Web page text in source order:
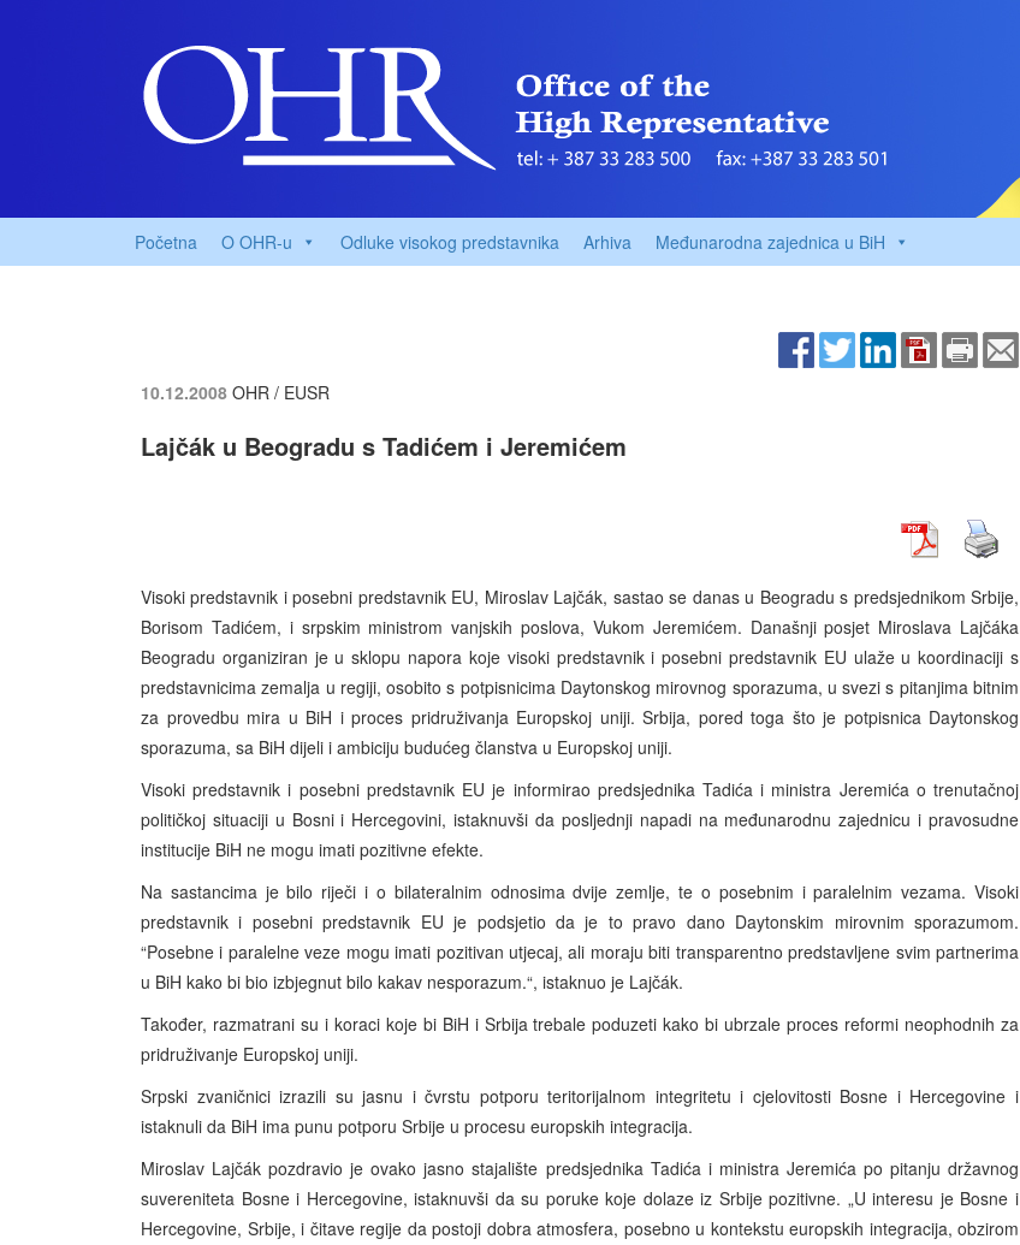
Početna O OHR-u Odluke visokog predstavnika Arhiva Međunarodna zajednica u BiH
10.12.2008 OHR / EUSR
Lajčák u Beogradu s Tadićem i Jeremićem
Visoki predstavnik i posebni predstavnik EU, Miroslav Lajčák, sastao se danas u Beogradu s predsjednikom Srbije,
Borisom Tadićem, i srpskim ministrom vanjskih poslova, Vukom Jeremićem. Današnji posjet Miroslava Lajčáka
Beogradu organiziran je u sklopu napora koje visoki predstavnik i posebni predstavnik EU ulaže u koordinaciji s
predstavnicima zemalja u regiji, osobito s potpisnicima Daytonskog mirovnog sporazuma, u svezi s pitanjima bitnim
za provedbu mira u BiH i proces pridruživanja Europskoj uniji. Srbija, pored toga što je potpisnica Daytonskog
sporazuma, sa BiH dijeli i ambiciju budućeg članstva u Europskoj uniji.
Visoki predstavnik i posebni predstavnik EU je informirao predsjednika Tadića i ministra Jeremića o trenutačnoj
političkoj situaciji u Bosni i Hercegovini, istaknuvši da posljednji napadi na međunarodnu zajednicu i pravosudne
institucije BiH ne mogu imati pozitivne efekte.
Na sastancima je bilo riječi i o bilateralnim odnosima dvije zemlje, te o posebnim i paralelnim vezama. Visoki
predstavnik i posebni predstavnik EU je podsjetio da je to pravo dano Daytonskim mirovnim sporazumom.
“Posebne i paralelne veze mogu imati pozitivan utjecaj, ali moraju biti transparentno predstavljene svim partnerima
u BiH kako bi bio izbjegnut bilo kakav nesporazum.“, istaknuo je Lajčák.
Također, razmatrani su i koraci koje bi BiH i Srbija trebale poduzeti kako bi ubrzale proces reformi neophodnih za
pridruživanje Europskoj uniji.
Srpski zvaničnici izrazili su jasnu i čvrstu potporu teritorijalnom integritetu i cjelovitosti Bosne i Hercegovine i
istaknuli da BiH ima punu potporu Srbije u procesu europskih integracija.
Miroslav Lajčák pozdravio je ovako jasno stajalište predsjednika Tadića i ministra Jeremića po pitanju državnog
suvereniteta Bosne i Hercegovine, istaknuvši da su poruke koje dolaze iz Srbije pozitivne. „U interesu je Bosne i
Hercegovine, Srbije, i čitave regije da postoji dobra atmosfera, posebno u kontekstu europskih integracija, obzirom